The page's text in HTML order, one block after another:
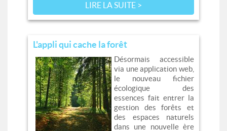
LIRE LA SUITE >
L'appli qui cache la forêt
Désormais accessible
via une application web,
le nouveau fichier
écologique des
essences fait entrer la
gestion des forêts et
des espaces naturels
dans une nouvelle ère